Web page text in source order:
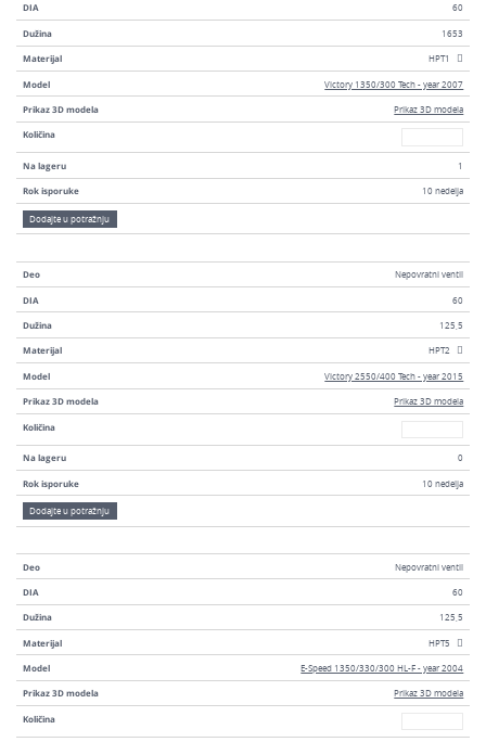
DIA 60
Dužina 1653
Materijal HPT1
Model Victory 1350/300 Tech - year 2007
Prikaz 3D modela Prikaz 3D modela
Količina
Na lageru 1
Rok isporuke 10 nedelja
Dodajte u potražnju
Deo Nepovratni ventil
DIA 60
Dužina 125,5
Materijal HPT2
Model Victory 2550/400 Tech - year 2015
Prikaz 3D modela Prikaz 3D modela
Količina
Na lageru 0
Rok isporuke 10 nedelja
Dodajte u potražnju
Deo Nepovratni ventil
DIA 60
Dužina 125,5
Materijal HPT5
Model E-Speed 1350/330/300 HL-F - year 2004
Prikaz 3D modela Prikaz 3D modela
Količina